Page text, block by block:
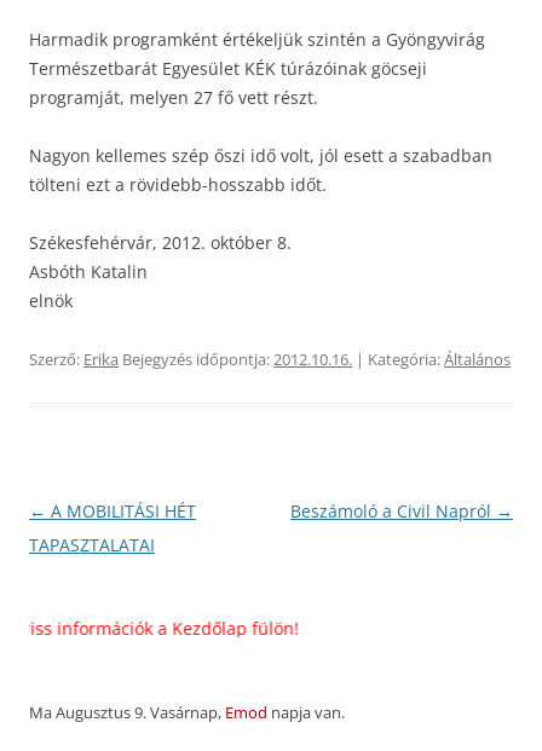
Harmadik programként értékeljük szintén a Gyöngyvirág
Természetbarát Egyesület KÉK túrázóinak göcseji
programját, melyen 27 fő vett részt.
Nagyon kellemes szép őszi idő volt, jól esett a szabadban
tölteni ezt a rövidebb-hosszabb időt.
Székesfehérvár, 2012. október 8.
Asbóth Katalin
elnök
Szerző: Erika Bejegyzés időpontja: 2012.10.16. | Kategória:Általános
Bejegyzés
navigáció
← A MOBILITÁSI HÉT
TAPASZTALATAI
Beszámoló a Civil Napról →
információk a Kezdőlap fülön!
Ma Augusztus 9. Vasárnap, Emod napja van.